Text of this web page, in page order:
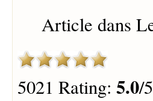
Article dans
5021 Rating: 5.0/